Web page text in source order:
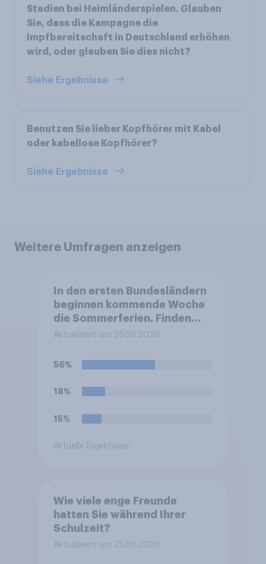
Stadien bei Heimländerspielen. Glauben
Sie, dass die Kampagne die
Impfbereitschaft in Deutschland erhöhen
wird, oder glauben Sie dies nicht?
Siehe Ergebnisse
Benutzen Sie lieber Kopfhörer mit Kabel
oder kabellose Kopfhörer?
Siehe Ergebnisse
Weitere Umfragen anzeigen
In den ersten Bundesländern
beginnen kommende Woche
die Sommerferien. Finden
Sie, dass eine Ferienzeit von
und Lehrer zu lang, zu kurz
oder genau richtig ist?
Aktualisiert am 25.06.2026
56%
18%
15%
Aktuelle Ergebnisse
Wie viele enge Freunde
hatten Sie während Ihrer
Schulzeit?
Aktualisiert am 25.06.2026